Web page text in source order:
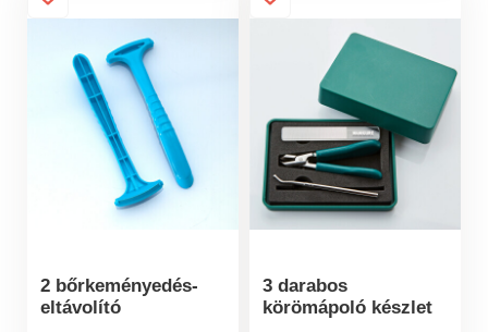
2 bőrkeményedés-
eltávolító
3 darabos
körömápoló készlet